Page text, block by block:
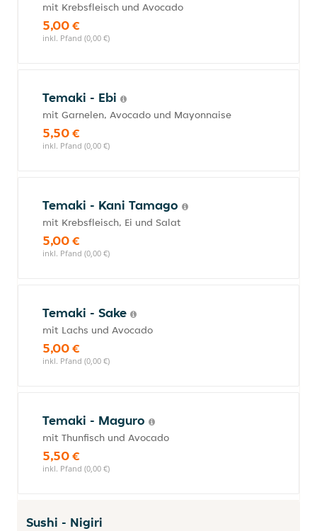
mit Krebsfleisch und Avocado
5,00 €
inkl. Pfand (0,00 €)
Temaki - Ebi
mit Garnelen, Avocado und Mayonnaise
5,50 €
inkl. Pfand (0,00 €)
Temaki - Kani Tamago
mit Krebsfleisch, Ei und Salat
5,00 €
inkl. Pfand (0,00 €)
Temaki - Sake
mit Lachs und Avocado
5,00 €
inkl. Pfand (0,00 €)
Temaki - Maguro
mit Thunfisch und Avocado
5,50 €
inkl. Pfand (0,00 €)
Sushi - Nigiri